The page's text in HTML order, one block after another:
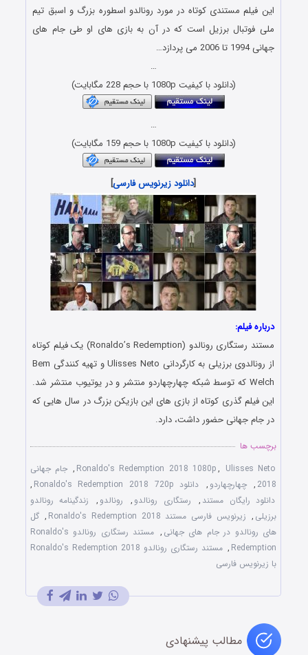
این فیلم مستندی کوتاه در مورد رونالدو اسطوره بزرگ و اسبق تیم
ملی فوتبال برزیل است که در آن به بازی های او طی جام های
جهانی 1994 تا 2006 می پردازد…
…
(دانلود با کیفیت 1080p با حجم 228 مگابایت)
…
(دانلود با کیفیت 1080p با حجم 159 مگابایت)
[دانلود زیرنویس فارسی]
درباره فیلم:
مستند رستگاری رونالدو (Ronaldo’s Redemption) یک فیلم کوتاه
از رونالدوی برزیلی به کارگردانی Ulisses Neto و تهیه کنندگی Bem
Welch که توسط شبکه چهارچهاردو منتشر و در یوتیوب منتشر شد.
این فیلم گذری کوتاه از بازی های این بازیکن بزرگ در سال هایی که
در جام جهانی حضور داشت، دارد.
برچسب ها
Ronaldo's Redemption 2018 1080p, Ulisses Neto
, جام جهانی
2018
, چهارچهاردو , دانلود Ronaldo's Redemption 2018 720p
,
دانلود رایگان مستند , رستگاری رونالدو , رونالدو ,
زندگینامه رونالدو
برزیلی , زیرنویس فارسی مستند Ronaldo's Redemption 2018 , گل
های رونالدو در جام های جهانی ,
مستند رستگاری رونالدو Ronaldo's
Redemption
,
مستند رستگاری رونالدو Ronaldo's Redemption 2018
با زیرنویس فارسی
مطالب پیشنهادی